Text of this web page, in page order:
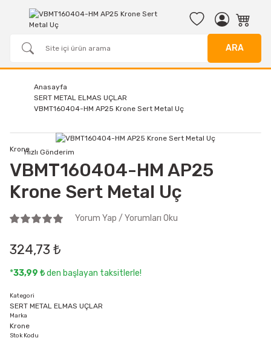
ARA
Anasayfa
SERT METAL ELMAS UÇLAR
VBMT160404-HM AP25 Krone Sert Metal Uç
Hızlı Gönderim
Krone
VBMT160404-HM AP25
Krone Sert Metal Uç
Yorum Yap / Yorumları Oku
324,73 ₺
*33,99 ₺den başlayan taksitlerle!
Kategori
SERT METAL ELMAS UÇLAR
Marka
Krone
Stok Kodu